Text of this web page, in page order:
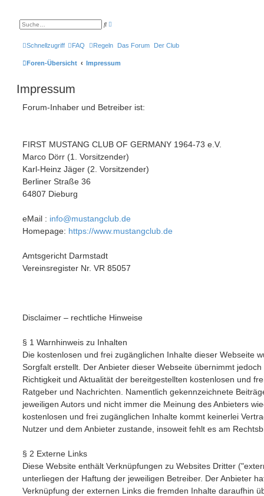
S
h
e i
e
r
h
Schnellzugriff FAQ Regeln Das Forum Der Club
Foren-Übersicht Impressum
Impressum
Forum-Inhaber und Betreiber ist:
FIRST MUSTANG CLUB OF GERMANY 1964-73 e.V.
Marco Dörr (1. Vorsitzender)
Karl-Heinz Jäger (2. Vorsitzender)
Berliner Straße 36
64807 Dieburg
eMail : info@mustangclub.de
Homepage: https://www.mustangclub.de
Amtsgericht Darmstadt
Vereinsregister Nr. VR 85057
Disclaimer – rechtliche Hinweise
§ 1 Warnhinweis zu Inhalten
Die kostenlosen und frei zugänglichen Inhalte dieser Webseite
Sorgfalt erstellt. Der Anbieter dieser Webseite übernimmt
Richtigkeit und Aktualität der bereitgestellten kostenlosen und
Ratgeber und Nachrichten. Namentlich gekennzeichnete
jeweiligen Autors und nicht immer die Meinung des Anbieters
kostenlosen und frei zugänglichen Inhalte kommt keinerlei
Nutzer und dem Anbieter zustande, insoweit fehlt es am
§ 2 Externe Links
Diese Website enthält Verknüpfungen zu Websites Dritter
unterliegen der Haftung der jeweiligen Betreiber. Der Anbieter
Verknüpfung der externen Links die fremden Inhalte daraufhin